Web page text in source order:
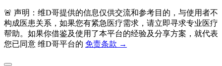
🚨 声明：维D哥提供的信息仅供交流和参考目的，与使用者不
构成医患关系，如果您有紧急医疗需求，请立即寻求专业医疗
帮助。如果你借鉴及使用了本平台的经验及分享方案，就代表
您已同意 维D哥平台的 免责条款 →